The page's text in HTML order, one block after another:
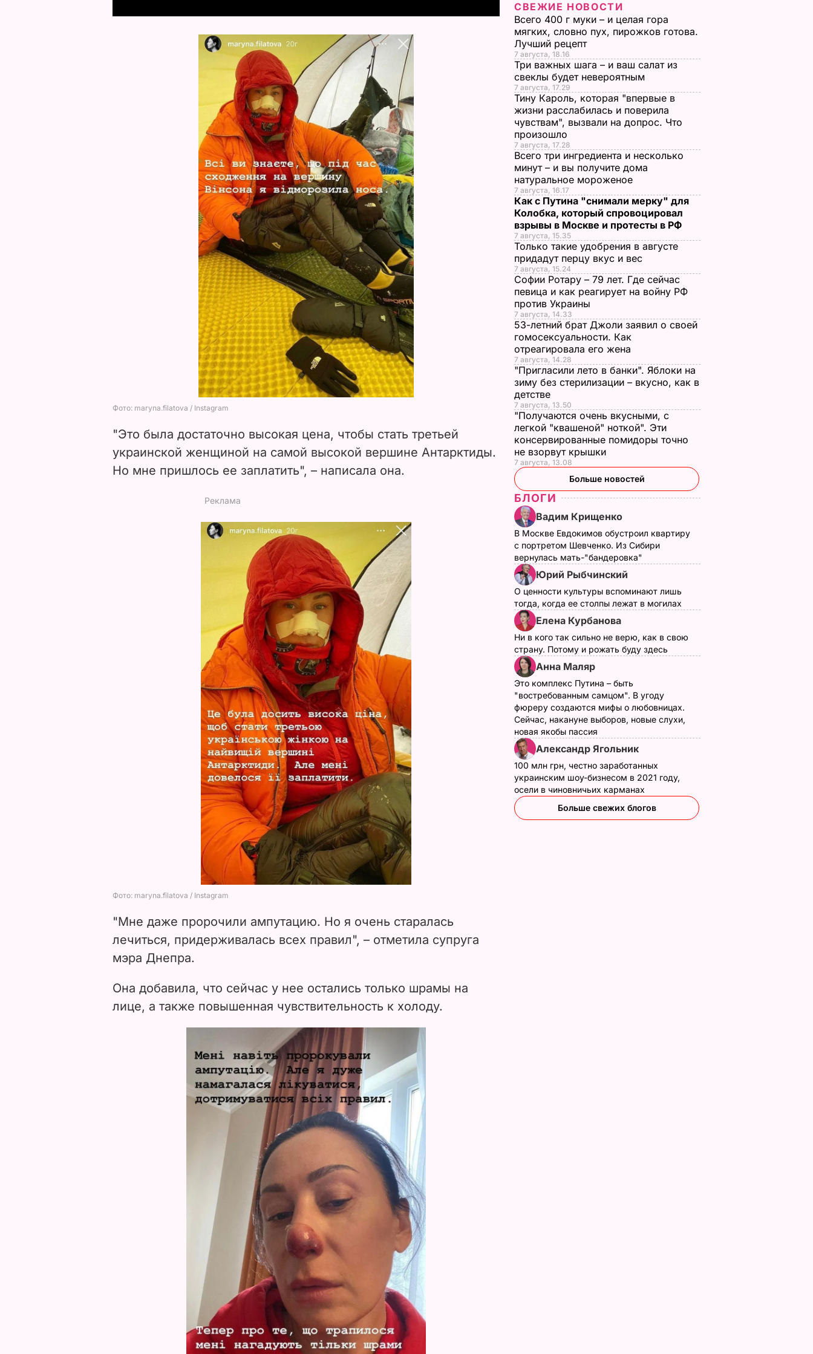
V
i
e
o
"Это была достаточно высокая цена, чтобы стать третьей
украинской женщиной на самой высокой вершине Антарктиды.
Но мне пришлось ее заплатить", – написала она.
"Мне даже пророчили ампутацию. Но я очень старалась
лечиться, придерживалась всех правил", – отметила супруга
мэра Днепра.
Она добавила, что сейчас у нее остались только шрамы на
лице, а также повышенная чувствительность к холоду.
СВЕЖИЕ НОВОСТИ
Всего 400 г муки – и целая гора
мягких, словно пух, пирожков готова.
Лучший рецепт
7 августа, 18.16
Три важных шага – и ваш салат из
свеклы будет невероятным
7 августа, 17.29
Тину Кароль, которая "впервые в
жизни расслабилась и поверила
чувствам", вызвали на допрос. Что
произошло
7 августа, 17.28
Всего три ингредиента и несколько
минут – и вы получите дома
натуральное мороженое
7 августа, 16.17
Как с Путина "снимали мерку" для
Колобка, который спровоцировал
взрывы в Москве и протесты в РФ
7 августа, 15.35
Только такие удобрения в августе
придадут перцу вкус и вес
7 августа, 15.24
Софии Ротару – 79 лет. Где сейчас
певица и как реагирует на войну РФ
против Украины
7 августа, 14.33
53-летний брат Джоли заявил о своей
гомосексуальности. Как
отреагировала его жена
7 августа, 14.28
"Пригласили лето в банки". Яблоки на
зиму без стерилизации – вкусно, как в
детстве
7 августа, 13.50
"Получаются очень вкусными, с
легкой "квашеной" ноткой". Эти
консервированные помидоры точно
не взорвут крышки
7 августа, 13.08
Больше новостей
БЛОГИ
Вадим Крищенко
В Москве Евдокимов обустроил квартиру
с портретом Шевченко. Из Сибири
вернулась мать-"бандеровка"
Юрий Рыбчинский
О ценности культуры вспоминают лишь
тогда, когда ее столпы лежат в могилах
Елена Курбанова
Ни в кого так сильно не верю, как в свою
страну. Потому и рожать буду здесь
Анна Маляр
Это комплекс Путина – быть
"востребованным самцом". В угоду
фюреру создаются мифы о любовницах.
Сейчас, накануне выборов, новые слухи,
новая якобы пассия
Александр Ягольник
100 млн грн, честно заработанных
украинским шоу-бизнесом в 2021 году,
осели в чиновничьих карманах
Больше свежих блогов